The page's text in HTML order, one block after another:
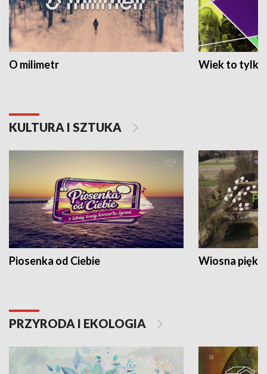
O milimetr Wiek to tylko
KULTURA I SZTUKA
Piosenka od Ciebie Wiosna
PRZYRODA I EKOLOGIA